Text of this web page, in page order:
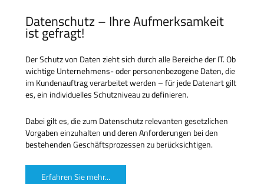
Datenschutz – Ihre Aufmerksamkeit
ist gefragt!
Der Schutz von Daten zieht sich durch alle Bereiche der IT. Ob
wichtige Unternehmens- oder personenbezogene Daten, die
im Kundenauftrag verarbeitet werden – für jede Datenart gilt
es, ein individuelles Schutzniveau zu definieren.
Dabei gilt es, die zum Datenschutz relevanten gesetzlichen
Vorgaben einzuhalten und deren Anforderungen bei den
bestehenden Geschäftsprozessen zu berücksichtigen.
Erfahren Sie mehr...